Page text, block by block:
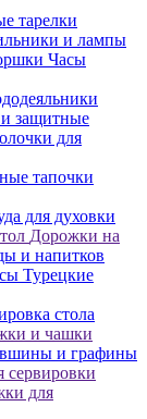
тарелки
и лампы
Часы
защитные
для
тапочки
для духовки
Дорожки на
и напитков
Турецкие
стола
и чашки
и графины
сервировки
для